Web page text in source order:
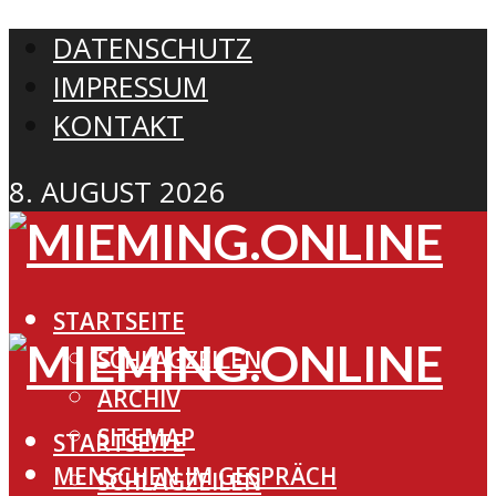
DATENSCHUTZ
IMPRESSUM
KONTAKT
8. AUGUST 2026
STARTSEITE
SCHLAGZEILEN
ARCHIV
SITEMAP
MENSCHEN IM GESPRÄCH
STARTSEITE
SCHLAGZEILEN